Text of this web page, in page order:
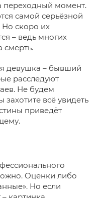
переходный момент.
самой серьёзной
Но скоро их
– ведь многих
смерть.
девушка – бывший
расследуют
Не будем
захотите всё увидеть
приведёт
Оценки либо
Но если